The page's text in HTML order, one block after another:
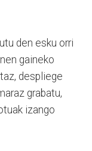
den esku orri
gaineko
despliege
grabatu,
izango